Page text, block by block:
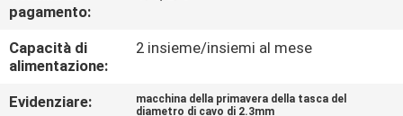
CASI
pagamento:
Capacità di
alimentazione:
2 insieme/insiemi al mese
Evidenziare:
macchina della primavera della tasca del
diametro di cavo di 2.3mm